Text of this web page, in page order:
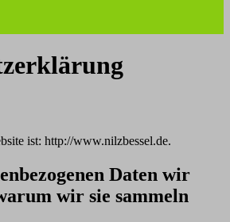
ist: http://www.nilzbessel.de.
Daten wir
wir sie sammeln